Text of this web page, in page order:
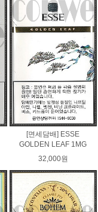
[면세담배] ESSE
GOLDEN LEAF 1MG
32,000원